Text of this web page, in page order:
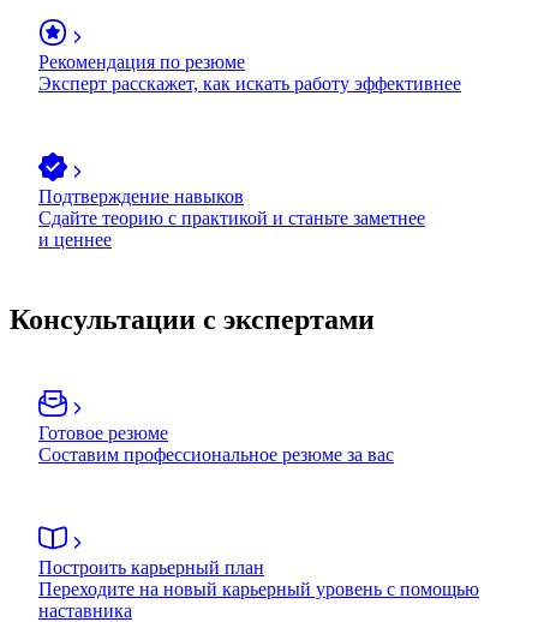
Рекомендация по резюме
Эксперт расскажет, как искать работу эффективнее
Подтверждение навыков
Сдайте теорию с практикой и станьте заметнее
и ценнее
Консультации с экспертами
Готовое резюме
Составим профессиональное резюме за вас
Построить карьерный план
Переходите на новый карьерный уровень с помощью
наставника